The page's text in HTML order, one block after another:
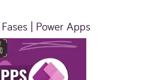
| Power Apps